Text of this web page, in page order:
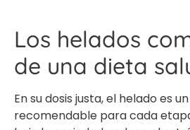
Los helados
de una dieta
En su dosis justa, el helado es
recomendable para cada